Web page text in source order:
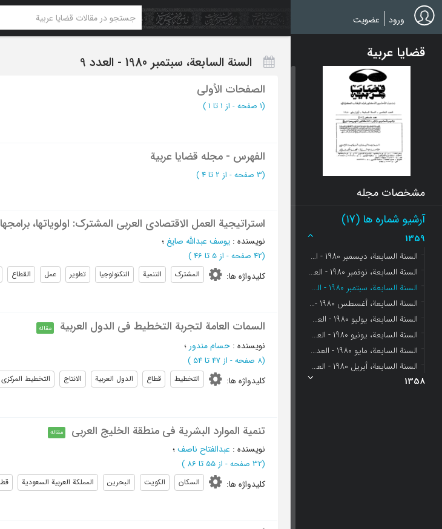
Skip
to
main
ورود عضویت
قضایا عربیة
مشخصات مجله
آرشیو شماره ها (17)
1359
السنة السابعة، دیسمبر 1980 - العدد 12
السنة السابعة، نوفمبر 1980 - العدد 11
السنة السابعة، سبتمبر 1980 - العدد 9
السنة السابعة، أغسطس 1980 - العدد 8
السنة السابعة، یولیو 1980 - العدد 7
السنة السابعة، یونیو 1980 - العدد 6
السنة السابعة، مایو 1980 - العدد 5
السنة السابعة، أبریل 1980 - العدد 4
1358
السنة السابعة، سبتمبر 1980 - العدد 9
الصفحات الأولی
(‎1 صفحه - از 1 تا 1 )
الفهرس - مجله قضایا عربیة
(‎3 صفحه - از 2 تا 4 )
استراتیجیة العمل الاقتصادی العربی المشترک: اولویاتها،
نویسنده : یوسف عبدالله صایغ؛
(‎42 صفحه - از 5 تا 46 )
کلیدواژه ها: المشترک التنمیة التکنولوجیا تطویر عمل القطاع
السمات العامة لتجربة التخطیط فی الدول العربیة مقاله
نویسنده : حسام مندور ؛
(‎8 صفحه - از 47 تا 54 )
کلیدواژه ها: التخطیط قطاع الدول العربیة الانتاج التخطیط المرکزی
تنمیة الموارد البشریة فی منطقة الخلیج العربی مقاله
نویسنده : عبدالفتاح ناصف؛
(‎32 صفحه - از 55 تا 86 )
کلیدواژه ها: السکان الکویت البحرین المملکة العربیة السعودیة